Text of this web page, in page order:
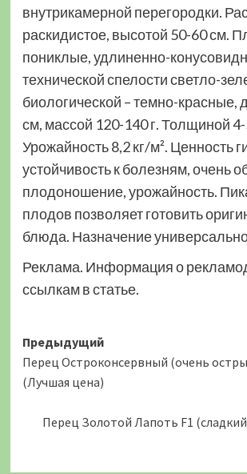
внутрикамерной перегородки.
раскидистое, высотой 50-60 см.
пониклые, удлиненно-
технической спелости светло-
биологической – темно-красные,
см, массой 120-140 г. Толщиной
Урожайность 8,2 кг/м². Ценность
устойчивость к болезням, очень
плодоношение, урожайность.
плодов позволяет готовить
блюда. Назначение
Реклама. Информация о
ссылкам в статье.
Навигация
записи
Предыдущий
Перец Остроконсервный (очень
(Лучшая цена)
Перец Золотой Лапоть F1